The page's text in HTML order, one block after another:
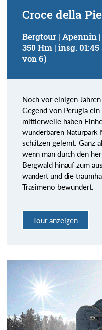
Croce della
Bergtour | Apennin
350 Hm | insg.
von 6)
Noch vor einigen
Gegend von Perugia
mittlerweile haben
wunderbaren Naturpark
schätzen gelernt. Ganz
wenn man durch den
Bergwald hinauf zum
wandert und die
Trasimeno bewundert.
Tour anzeigen